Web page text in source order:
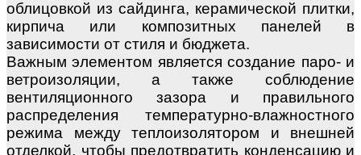
облицовкой из сайдинга, керамической плитки,
кирпича или композитных панелей в
зависимости от стиля и бюджета.
Важным элементом является создание паро- и
ветроизоляции, а также соблюдение
вентиляционного зазора и правильного
распределения температурно-влажностного
режима между теплоизолятором и внешней
отделкой, чтобы предотвратить конденсацию и